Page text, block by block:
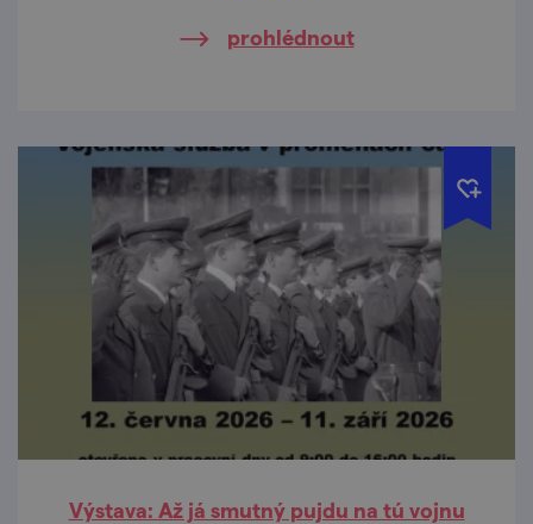
prohlédnout
Výstava: Až já smutný pujdu na tú vojnu